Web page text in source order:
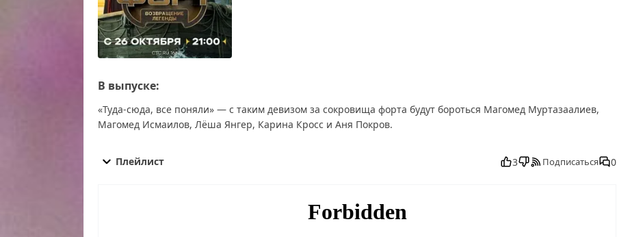
В выпуске:
«Туда-сюда, все поняли» — с таким девизом за сокровища форта будут бороться Магомед Муртазаалиев,
Магомед Исмаилов, Лёша Янгер, Карина Кросс и Аня Покров.
4 выпуск от 16.11.2025 смотреть онлайн, Форт. Возвращение легенды 4 выпуск от 16.11.2025 последний выпуск,
Возвращение легенды 4 выпуск от 16.11.2025 эфир, Форт. Возвращение легенды 4 выпуск от 16.11.2025 прямо
сейчас, Форт. Возвращение легенды 4 выпуск от 16.11.2025 телепередача, прямой эфир Форт. Возвращение
Плейлист 3 Подписаться 0